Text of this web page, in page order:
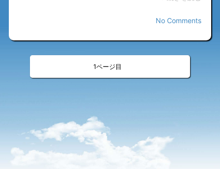
No Comments
1